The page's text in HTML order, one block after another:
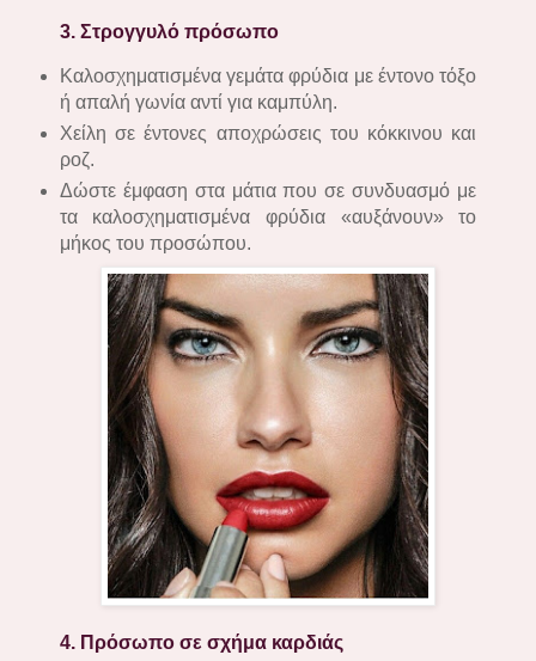
3. Στρογγυλό πρόσωπο
Καλοσχηματισμένα γεμάτα φρύδια με έντονο τόξο
ή απαλή γωνία αντί για καμπύλη.
Χείλη σε έντονες αποχρώσεις του κόκκινου και
ροζ.
Δώστε έμφαση στα μάτια που σε συνδυασμό με
τα καλοσχηματισμένα φρύδια «αυξάνουν» το
μήκος του προσώπου.
4. Πρόσωπο σε σχήμα καρδιάς